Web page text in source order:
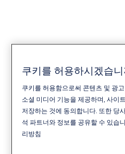
Emtek
쿠키를 허용하시겠습
쿠키를 허용함으로써 콘텐츠 및 광
소셜 미디어 기능을 제공하며, 사이
저장하는 것에 동의합니다. 또한 당
석 파트너와 정보를 공유할 수 있습
리방침